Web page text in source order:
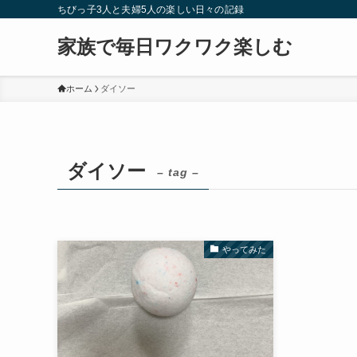
ちびっ子3人と夫婦5人の楽しい日々の記録
家族で毎日ワクワク楽しむ
ホーム ダイソー
ダイソー – tag –
やってみた